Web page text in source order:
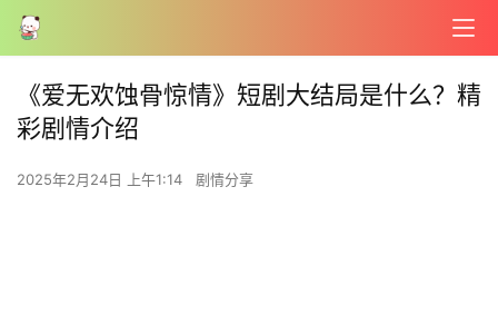
《爱无欢蚀骨惊情》短剧大结局是什么？精
彩剧情介绍
2025年2月24日 上午1:14 剧情分享